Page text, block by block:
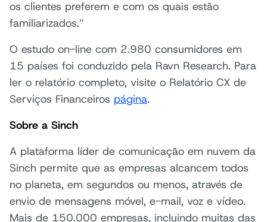
os clientes preferem e com os quais estão
familiarizados.”
O estudo on-line com 2.980 consumidores em
15 países foi conduzido pela Ravn Research. Para
ler o relatório completo, visite o Relatório CX de
Serviços Financeiros página.
Sobre a Sinch
A plataforma líder de comunicação em nuvem da
Sinch permite que as empresas alcancem todos
no planeta, em segundos ou menos, através de
envio de mensagens móvel, e-mail, voz e vídeo.
Mais de 150.000 empresas, incluindo muitas das